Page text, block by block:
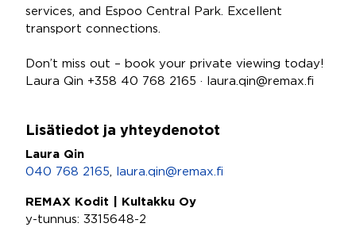
services, and Espoo Central Park. Excellent
transport connections.
Don’t miss out – book your private viewing today!
Laura Qin +358 40 768 2165 · laura.qin@remax.fi
Lisätiedot ja yhteydenotot
Laura Qin
040 768 2165
laura.qin@remax.fi
REMAX Kodit | Kultakku Oy
y-tunnus: 3315648-2